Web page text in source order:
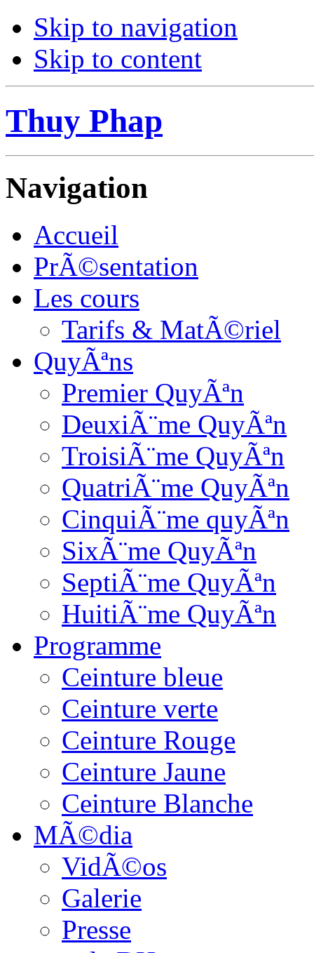
Skip to navigation
Skip to content
Thuy Phap
Navigation
Accueil
PrÃ©sentation
Les cours
Tarifs & MatÃ©riel
QuyÃªns
Premier QuyÃªn
DeuxiÃ¨me QuyÃªn
TroisiÃ¨me QuyÃªn
QuatriÃ¨me QuyÃªn
CinquiÃ¨me quyÃªn
SixÃ¨me QuyÃªn
SeptiÃ¨me QuyÃªn
HuitiÃ¨me QuyÃªn
Programme
Ceinture bleue
Ceinture verte
Ceinture Rouge
Ceinture Jaune
Ceinture Blanche
MÃ©dia
VidÃ©os
Galerie
Presse